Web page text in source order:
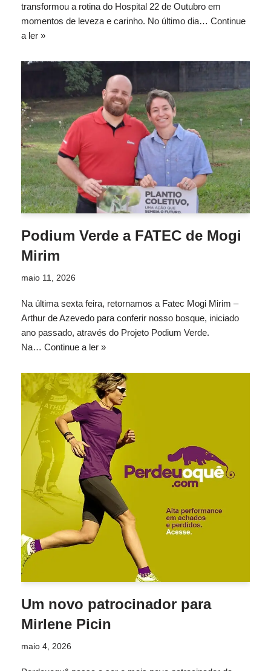
transformou a rotina do Hospital 22 de Outubro em
momentos de leveza e carinho. No último dia… Continue
a ler »
Podium Verde a FATEC de Mogi
Mirim
maio 11, 2026
Na última sexta feira, retornamos a Fatec Mogi Mirim –
Arthur de Azevedo para conferir nosso bosque, iniciado
ano passado, através do Projeto Podium Verde.
Na… Continue a ler »
Um novo patrocinador para
Mirlene Picin
maio 4, 2026